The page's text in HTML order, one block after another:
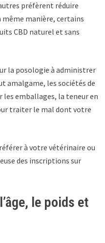
préfèrent réduire
même manière, certains
CBD naturel et sans
la posologie à administrer
amalgame, les sociétés de
emballages, la teneur en
traiter le mal dont votre
à votre vétérinaire ou
des inscriptions sur
le poids et